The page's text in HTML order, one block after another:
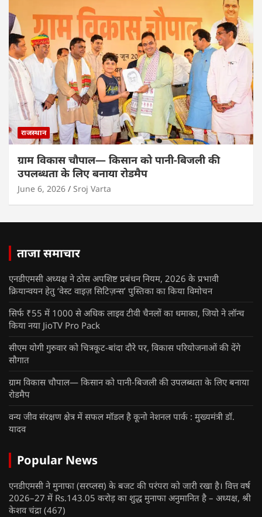
राजस्थान
ग्राम विकास चौपाल— किसान को पानी-बिजली की
उपलब्धता के लिए बनाया रोडमैप
June 6, 2026 Sroj Varta
ताजा समाचार
एनडीएमसी अध्यक्ष ने ठोस अपशिष्ट प्रबंधन नियम, 2026 के प्रभावी
क्रियान्वयन हेतु ‘वेस्ट वाइज़ सिटिज़न्स’ पुस्तिका का किया विमोचन
सिर्फ ₹55 में 1000 से अधिक लाइव टीवी चैनलों का धमाका, जियो ने लॉन्च
किया नया JioTV Pro Pack
सीएम योगी गुरुवार को चित्रकूट-बांदा दौरे पर, विकास परियोजनाओं की देंगे
सौगात
ग्राम विकास चौपाल— किसान को पानी-बिजली की उपलब्धता के लिए बनाया
रोडमैप
वन्य जीव संरक्षण क्षेत्र में सफल मॉडल है कूनो नेशनल पार्क : मुख्यमंत्री डॉ.
यादव
Popular News
एनडीएमसी ने मुनाफा (सरप्लस) के बजट की परंपरा को जारी रखा है। वित्त वर्ष
2026–27 में Rs.143.05 करोड़ का शुद्ध मुनाफा अनुमानित है – अध्यक्ष, श्री
केशव चंद्रा (467)